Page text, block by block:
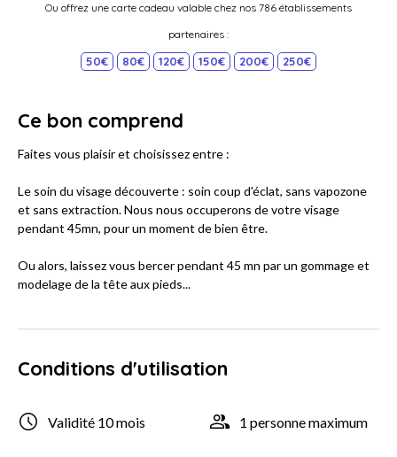
Ou offrez une carte cadeau valable chez nos 786 établissements
partenaires :
50€ 80€ 120€ 150€ 200€ 250€
Ce bon comprend
Faites vous plaisir et choisissez entre :
Le soin du visage découverte : soin coup d'éclat, sans vapozone
et sans extraction. Nous nous occuperons de votre visage
pendant 45mn, pour un moment de bien être.
Ou alors, laissez vous bercer pendant 45 mn par un gommage et
modelage de la tête aux pieds...
Conditions d'utilisation
Validité 10 mois 1 personne maximum